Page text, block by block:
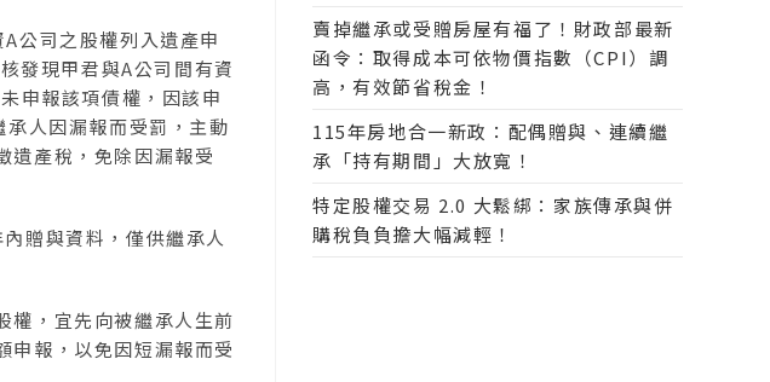
公司之股權列入遺產申
發現甲君與A公司間有資
申報該項債權，因該申
人因漏報而受罰，主動
遺產稅，免除因漏報受
贈與資料，僅供繼承人
權，宜先向被繼承人生前
申報，以免因短漏報而受
賣掉繼承或受贈房屋有福了！財政部最新
函令：取得成本可依物價指數（CPI）調
高，有效節省稅金！
115年房地合一新政：配偶贈與、連續繼
承「持有期間」大放寬！
特定股權交易 2.0 大鬆綁：家族傳承與併
購稅負負擔大幅減輕！